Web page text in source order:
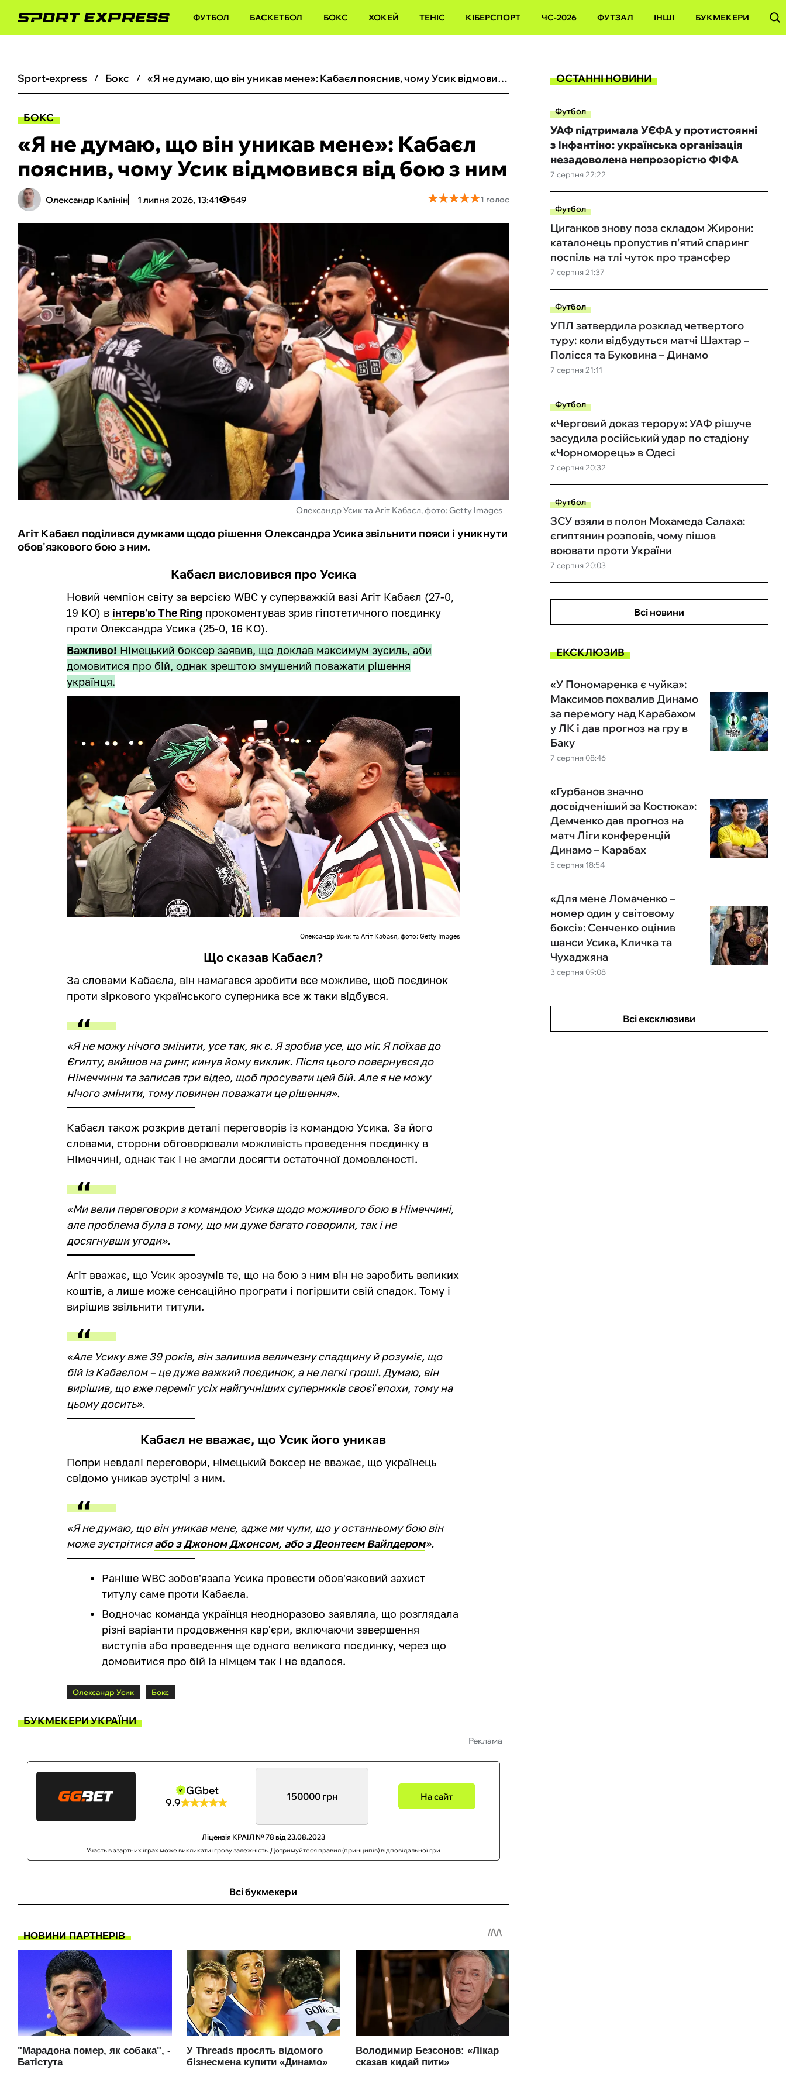
ФУТБОЛ БАСКЕТБОЛ БОКС ХОКЕЙ ТЕНІС КІБЕРСПОРТ ЧС-2026 ФУТЗАЛ ІНШІ БУКМЕКЕРИ
sport-express бокс «Я не думаю, що він уникав мене»: Кабаєл пояснив, чому Усик відмовився від бою з ним
БОКС
«Я не думаю, що він уникав мене»: Кабаєл
пояснив, чому Усик відмовився від бою з ним
Олександр Калінін 1 липня 2026, 13:41 549 ★★★★★
★★★★★1 голос
Олександр Усик та Агіт Кабаєл, фото: Getty Images
Агіт Кабаєл поділився думками щодо рішення Олександра Усика звільнити пояси і уникнути
обов'язкового бою з ним.
Кабаєл висловився про Усика
Новий чемпіон світу за версією WBC у суперважкій вазі Агіт Кабаєл (27-0,
19 КО) в інтерв'ю The Ring прокоментував зрив гіпотетичного поєдинку
проти Олександра Усика (25-0, 16 КО).
Важливо! Німецький боксер заявив, що доклав максимум зусиль, аби
домовитися про бій, однак зрештою змушений поважати рішення
українця.
Олександр Усик та Агіт Кабаєл, фото: Getty Images
Що сказав Кабаєл?
За словами Кабаєла, він намагався зробити все можливе, щоб поєдинок
проти зіркового українського суперника все ж таки відбувся.
«Я не можу нічого змінити, усе так, як є. Я зробив усе, що міг. Я поїхав до
Єгипту, вийшов на ринг, кинув йому виклик. Після цього повернувся до
Німеччини та записав три відео, щоб просувати цей бій. Але я не можу
нічого змінити, тому повинен поважати це рішення».
Кабаєл також розкрив деталі переговорів із командою Усика. За його
словами, сторони обговорювали можливість проведення поєдинку в
Німеччині, однак так і не змогли досягти остаточної домовленості.
«Ми вели переговори з командою Усика щодо можливого бою в Німеччині,
але проблема була в тому, що ми дуже багато говорили, так і не
досягнувши угоди».
Агіт вважає, що Усик зрозумів те, що на бою з ним він не заробить великих
коштів, а лише може сенсаційно програти і погіршити свій спадок. Тому і
вирішив звільнити титули.
«Але Усику вже 39 років, він залишив величезну спадщину й розуміє, що
бій із Кабаєлом – це дуже важкий поєдинок, а не легкі гроші. Думаю, він
вирішив, що вже переміг усіх найгучніших суперників своєї епохи, тому на
цьому досить».
Кабаєл не вважає, що Усик його уникав
Попри невдалі переговори, німецький боксер не вважає, що українець
свідомо уникав зустрічі з ним.
«Я не думаю, що він уникав мене, адже ми чули, що у останньому бою він
може зустрітисяабо з Джоном Джонсом, або з Деонтеєм Вайлдером».
Раніше WBC зобов'язала Усика провести обов'язковий захист
титулу саме проти Кабаєла.
Водночас команда українця неодноразово заявляла, що розглядала
різні варіанти продовження кар'єри, включаючи завершення
виступів або проведення ще одного великого поєдинку, через що
домовитися про бій із німцем так і не вдалося.
Олександр Усик Бокс
БУКМЕКЕРИ УКРАЇНИ
Реклама
GGbet
9.9
150000 грн На сайт
Ліцензія КРАІЛ № 78 від 23.08.2023
Участь в азартних іграх може викликати ігрову залежність. Дотримуйтеся правил (принципів) відповідальної гри
Всі букмекери
ОСТАННІ НОВИНИ
Футбол
7 серпня 22:22
УАФ підтримала УЄФА у протистоянні
з Інфантіно: українська організація
незадоволена непрозорістю ФІФА
Футбол
7 серпня 21:37
Циганков знову поза складом Жирони:
каталонець пропустив п'ятий спаринг
поспіль на тлі чуток про трансфер
Футбол
7 серпня 21:11
УПЛ затвердила розклад четвертого
туру: коли відбудуться матчі Шахтар –
Полісся та Буковина – Динамо
Футбол
7 серпня 20:32
«Черговий доказ терору»: УАФ рішуче
засудила російський удар по стадіону
«Чорноморець» в Одесі
Футбол
7 серпня 20:03
ЗСУ взяли в полон Мохамеда Салаха:
єгиптянин розповів, чому пішов
воювати проти України
Всі новини
ЕКСКЛЮЗИВ
7 серпня 08:46
«У Пономаренка є чуйка»:
Максимов похвалив Динамо
за перемогу над Карабахом
у ЛК і дав прогноз на гру в
Баку
5 серпня 18:54
«Гурбанов значно
досвідченіший за Костюка»:
Демченко дав прогноз на
матч Ліги конференцій
Динамо – Карабах
3 серпня 09:08
«Для мене Ломаченко –
номер один у світовому
боксі»: Сенченко оцінив
шанси Усика, Кличка та
Чухаджяна
Всі ексклюзиви